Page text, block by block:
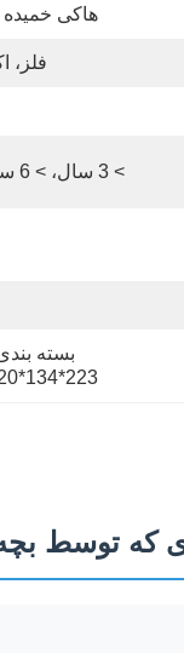
هاکی
فلز،
> 3 سال، > 6 سال، > 8 سال
223*134*120 سانتی متر
که توسط